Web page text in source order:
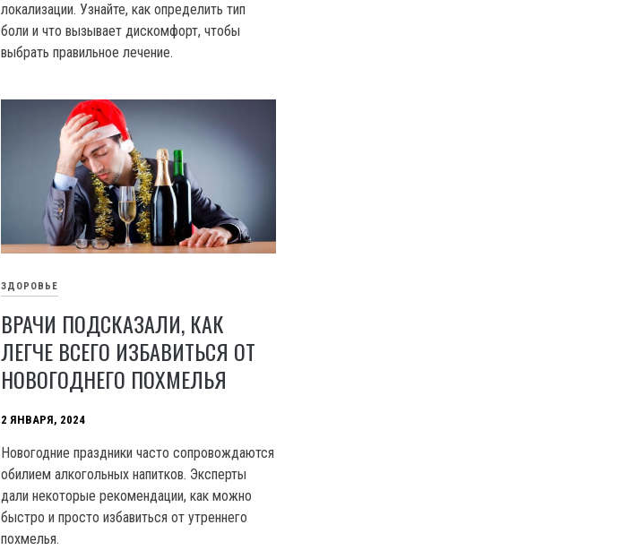
локализации. Узнайте, как определить тип
боли и что вызывает дискомфорт, чтобы
выбрать правильное лечение.
ЗДОРОВЬЕ
ВРАЧИ ПОДСКАЗАЛИ, КАК
ЛЕГЧЕ ВСЕГО ИЗБАВИТЬСЯ ОТ
НОВОГОДНЕГО ПОХМЕЛЬЯ
2 ЯНВАРЯ, 2024
Новогодние праздники часто сопровождаются
обилием алкогольных напитков. Эксперты
дали некоторые рекомендации, как можно
быстро и просто избавиться от утреннего
похмелья.